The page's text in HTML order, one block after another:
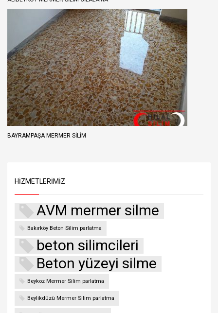
BAYRAMPAŞA MERMER SILIM
HIZMETLERIMIZ
AVM mermer silme
Bakırköy Beton Silim parlatma
beton silimcileri
Beton yüzeyi silme
Beykoz Mermer Silim parlatma
Beylikdüzü Mermer Silim parlatma